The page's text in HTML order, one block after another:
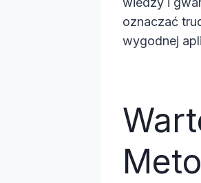
oznaczać
wygodnej